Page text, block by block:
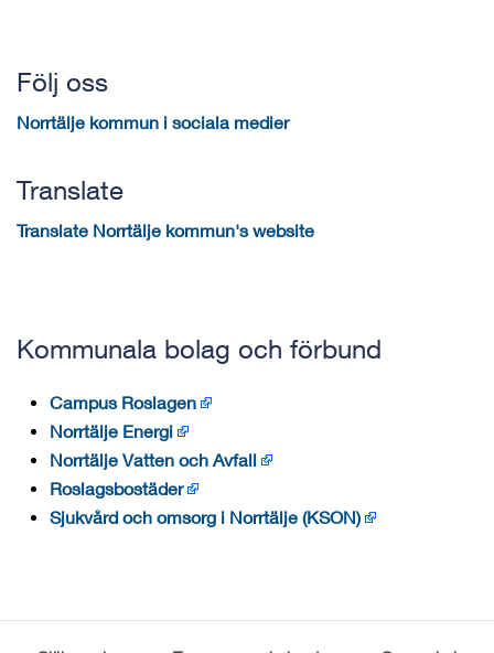
Följ oss
Norrtälje kommun i sociala medier
Translate
Translate Norrtälje kommun's website
Kommunala bolag och förbund
Campus Roslagen
Norrtälje Energi
Norrtälje Vatten och Avfall
Roslagsbostäder
Sjukvård och omsorg i Norrtälje (KSON)